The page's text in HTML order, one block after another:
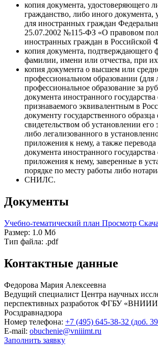
копия документа, удостоверяющего
гражданство, либо иного документа,
для иностранных граждан
25.07.2002 №115-ФЗ «О правовом
иностранных граждан в Российской
копия документа, подтверждающего
фамилии, имени или отчества, при
копия документа о высшем или
профессиональном образовании
профессиональное образование за
документа иностранного
признаваемого эквивалентным в
документу государственного
свидетельством об установлении его
либо легализованного в
приложения к нему, а также
документа иностранного
приложения к нему, заверенные в
порядке по месту работы либо
СНИЛС.
Документы
Учебно-тематический план Просмотр
Размер: 1.0 Мб
Тип файла: .pdf
Контактные данные
Федорова Мария Алексеевна
Ведущий специалист Центра научных
перспективных разработок ФГБУ
Росздравнадзора
Номер телефона: +7 (495) 645-38-32 (доб.
E-mail: obuchenie@vniiimt.ru
Заполнить заявку